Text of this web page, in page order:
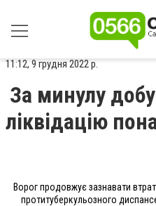
11:12, 9 грудня 2022 р.
За минулу
ліквідацію
Ворог продовжує зазнавати
протитуберкульозного